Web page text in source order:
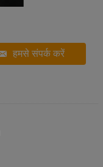
हमसे संपर्क करें